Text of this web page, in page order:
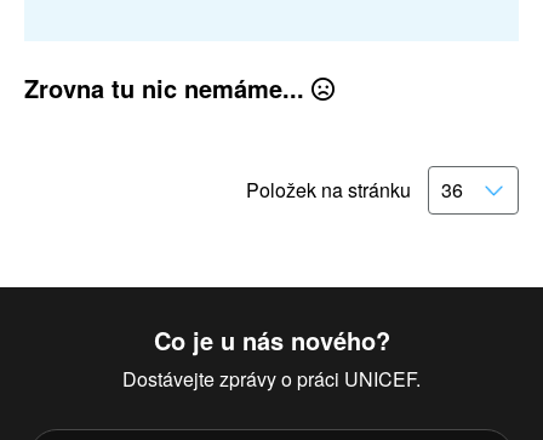
Zrovna tu nic nemáme...
Položek na stránku
Co je u nás nového?
Dostávejte zprávy o práci UNICEF.